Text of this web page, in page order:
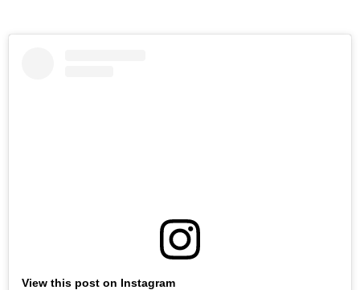
View this post on Instagram